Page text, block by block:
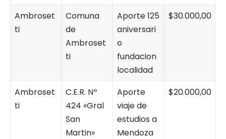
Ambroset
ti
Comuna
de
Ambroset
ti
Aporte 125
aniversari
o
fundacion
localidad
$30.000,00
Ambroset
ti
C.E.R. Nº
424 «Gral
San
Martin»
Aporte
viaje de
estudios a
Mendoza
$20.000,00